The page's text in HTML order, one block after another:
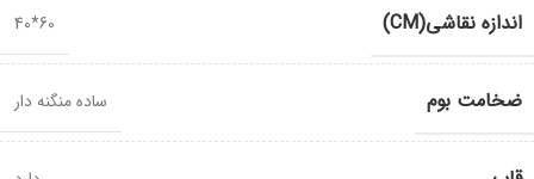
اندازه نقاشی(CM) 60*40
ضخامت بوم ساده منگنه دار